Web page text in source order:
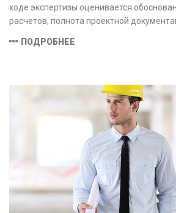
ходе экспертизы оценивается
расчетов, полнота проектной
предотвратить ошибки на этапе
ПОДРОБНЕЕ